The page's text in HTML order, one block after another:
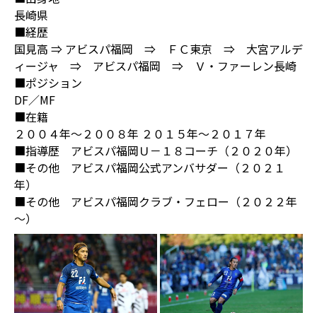
長崎県
■経歴
国見高 ⇒ アビスパ福岡 ⇒ ＦＣ東京 ⇒ 大宮アルデ
ィージャ ⇒ アビスパ福岡 ⇒ Ｖ・ファーレン長崎
■ポジション
DF／MF
■在籍
２００４年～２００８年 ２０１５年～２０１７年
■指導歴 アビスパ福岡Ｕ－１８コーチ（２０２０年）
■その他 アビスパ福岡公式アンバサダー（２０２１
年）
■その他 アビスパ福岡クラブ・フェロー（２０２２年
～）